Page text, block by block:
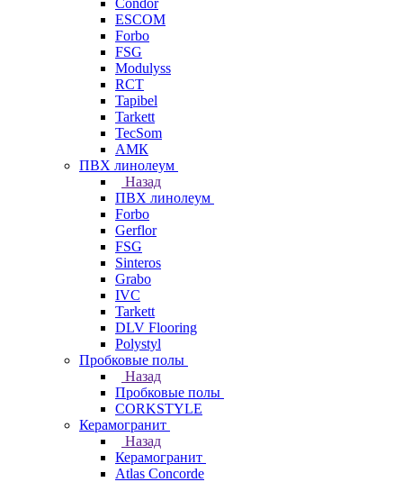
Condor
ESCOM
Forbo
FSG
Modulyss
RCT
Tapibel
Tarkett
TecSom
АМК
ПВХ линолеум
Назад
ПВХ линолеум
Forbo
Gerflor
FSG
Sinteros
Grabo
IVC
Tarkett
DLV Flooring
Polystyl
Пробковые полы
Назад
Пробковые полы
CORKSTYLE
Керамогранит
Назад
Керамогранит
Atlas Concorde